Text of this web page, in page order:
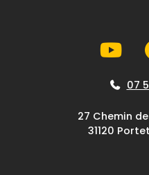
07
27 Chemin
31120